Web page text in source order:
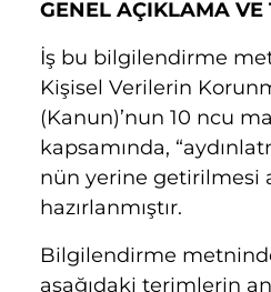
GENEL AÇIKLAMA
İş bu bilgilendirme
Kişisel Verilerin
(Kanun)’nun 10 ncu
kapsamında,
nün yerine getirilmesi
hazırlanmıştır.
Bilgilendirme
aşağıdaki terimlerin